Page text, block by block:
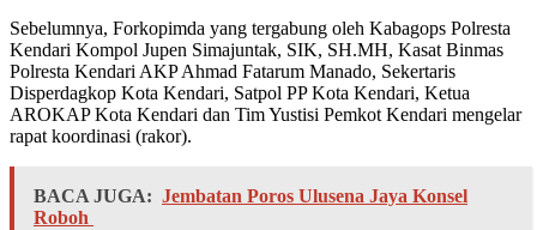
Sebelumnya, Forkopimda yang tergabung oleh Kabagops Polresta
Kendari Kompol Jupen Simajuntak, SIK, SH.MH, Kasat Binmas
Polresta Kendari AKP Ahmad Fatarum Manado, Sekertaris
Disperdagkop Kota Kendari, Satpol PP Kota Kendari, Ketua
AROKAP Kota Kendari dan Tim Yustisi Pemkot Kendari mengelar
rapat koordinasi (rakor).
BACA JUGA: Jembatan Poros Ulusena Jaya Konsel
Roboh